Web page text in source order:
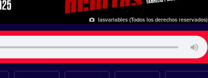
lasvariables (Todos los derechos reservados)